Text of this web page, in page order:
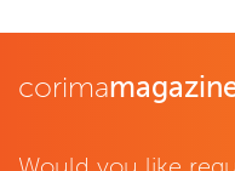
corima